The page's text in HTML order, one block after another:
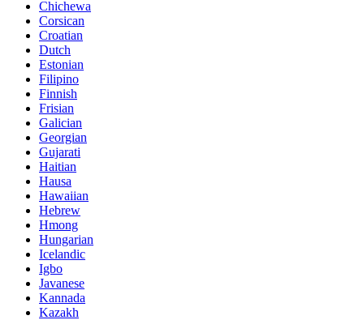
Chichewa
Corsican
Croatian
Dutch
Estonian
Filipino
Finnish
Frisian
Galician
Georgian
Gujarati
Haitian
Hausa
Hawaiian
Hebrew
Hmong
Hungarian
Icelandic
Igbo
Javanese
Kannada
Kazakh